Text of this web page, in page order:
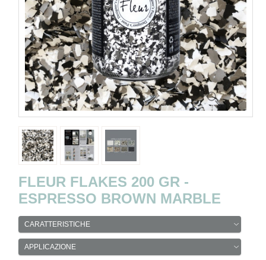
FLEUR FLAKES 200 GR -
ESPRESSO BROWN MARBLE
CARATTERISTICHE
APPLICAZIONE